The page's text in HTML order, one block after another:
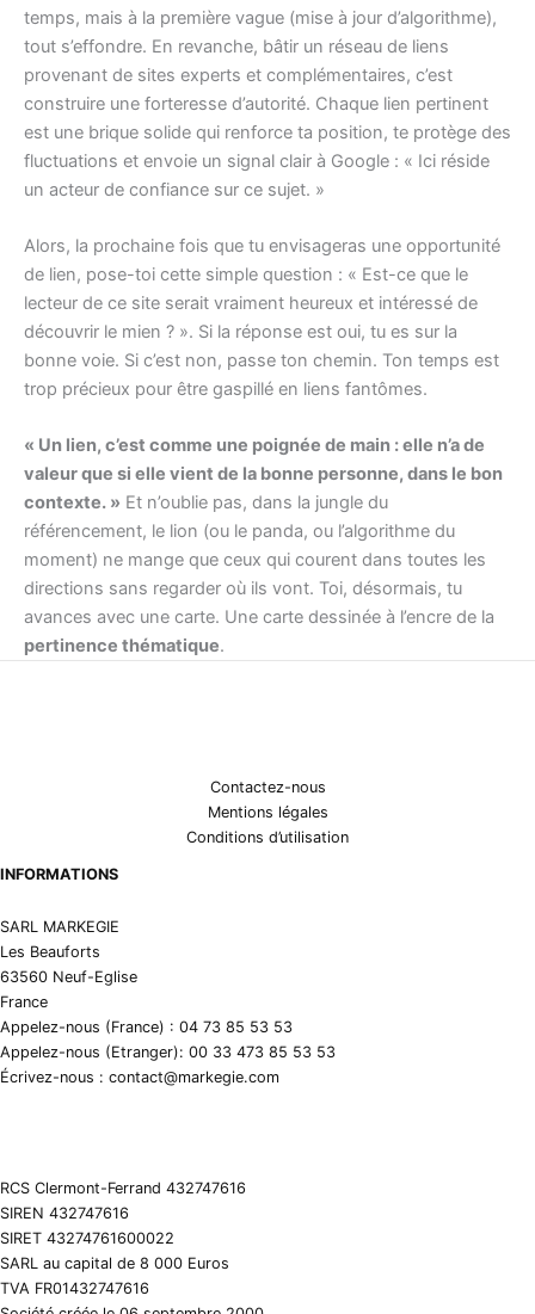
temps, mais à la première vague (mise à jour d’algorithme),
tout s’effondre. En revanche, bâtir un réseau de liens
provenant de sites experts et complémentaires, c’est
construire une forteresse d’autorité. Chaque lien pertinent
est une brique solide qui renforce ta position, te protège des
fluctuations et envoie un signal clair à Google : « Ici réside
un acteur de confiance sur ce sujet. »
Alors, la prochaine fois que tu envisageras une opportunité
de lien, pose-toi cette simple question : « Est-ce que le
lecteur de ce site serait vraiment heureux et intéressé de
découvrir le mien ? ». Si la réponse est oui, tu es sur la
bonne voie. Si c’est non, passe ton chemin. Ton temps est
trop précieux pour être gaspillé en liens fantômes.
« Un lien, c’est comme une poignée de main : elle n’a de
valeur que si elle vient de la bonne personne, dans le bon
contexte. » Et n’oublie pas, dans la jungle du
référencement, le lion (ou le panda, ou l’algorithme du
moment) ne mange que ceux qui courent dans toutes les
directions sans regarder où ils vont. Toi, désormais, tu
avances avec une carte. Une carte dessinée à l’encre de la
pertinence thématique.
Contactez-nous
Mentions légales
Conditions d’utilisation
INFORMATIONS
SARL MARKEGIE
Les Beauforts
63560 Neuf-Eglise
France
Appelez-nous (France) : 04 73 85 53 53
Appelez-nous (Etranger): 00 33 473 85 53 53
Écrivez-nous : contact@markegie.com
RCS Clermont-Ferrand 432747616
SIREN 432747616
SIRET 43274761600022
SARL au capital de 8 000 Euros
TVA FR01432747616